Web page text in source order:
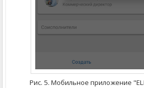
Рис. 5. Мобильное приложение